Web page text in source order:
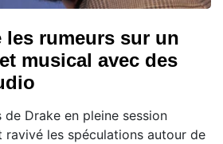
les rumeurs sur un
musical avec des
Drake en pleine session
ravivé les spéculations autour de